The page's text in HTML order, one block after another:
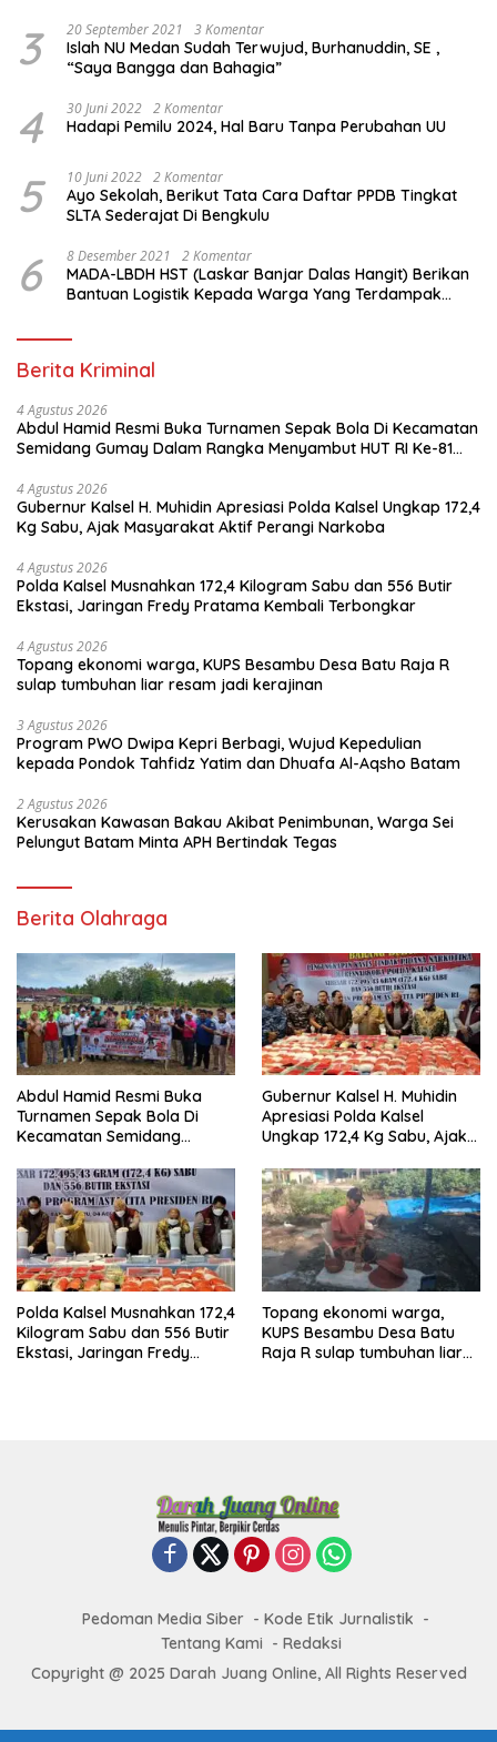
3 20 September 2021 3 Komentar
Islah NU Medan Sudah Terwujud, Burhanuddin, SE ,
“Saya Bangga dan Bahagia”
4 30 Juni 2022 2 Komentar
Hadapi Pemilu 2024, Hal Baru Tanpa Perubahan UU
5 10 Juni 2022 2 Komentar
Ayo Sekolah, Berikut Tata Cara Daftar PPDB Tingkat
SLTA Sederajat Di Bengkulu
6 8 Desember 2021 2 Komentar
MADA-LBDH HST (Laskar Banjar Dalas Hangit) Berikan
Bantuan Logistik Kepada Warga Yang Terdampak
Berita Kriminal
4 Agustus 2026
Abdul Hamid Resmi Buka Turnamen Sepak Bola Di Kecamatan
Semidang Gumay Dalam Rangka Menyambut HUT RI Ke-81
4 Agustus 2026
Gubernur Kalsel H. Muhidin Apresiasi Polda Kalsel Ungkap 172,4
Kg Sabu, Ajak Masyarakat Aktif Perangi Narkoba
4 Agustus 2026
Polda Kalsel Musnahkan 172,4 Kilogram Sabu dan 556 Butir
Ekstasi, Jaringan Fredy Pratama Kembali Terbongkar
4 Agustus 2026
Topang ekonomi warga, KUPS Besambu Desa Batu Raja R
sulap tumbuhan liar resam jadi kerajinan
3 Agustus 2026
Program PWO Dwipa Kepri Berbagi, Wujud Kepedulian
kepada Pondok Tahfidz Yatim dan Dhuafa Al-Aqsho Batam
2 Agustus 2026
Kerusakan Kawasan Bakau Akibat Penimbunan, Warga Sei
Pelungut Batam Minta APH Bertindak Tegas
Berita Olahraga
Abdul Hamid Resmi Buka
Turnamen Sepak Bola Di
Kecamatan Semidang
Menyambut HUT RI Ke-81
Tahun 2026
Gubernur Kalsel H. Muhidin
Apresiasi Polda Kalsel
Ungkap 172,4 Kg Sabu, Ajak
Narkoba
Polda Kalsel Musnahkan 172,4
Kilogram Sabu dan 556 Butir
Ekstasi, Jaringan Fredy
Topang ekonomi warga,
KUPS Besambu Desa Batu
Raja R sulap tumbuhan liar
Pedoman Media Siber
Kode Etik Jurnalistik
Tentang Kami
Redaksi
Copyright @ 2025 Darah Juang Online, All Rights Reserved